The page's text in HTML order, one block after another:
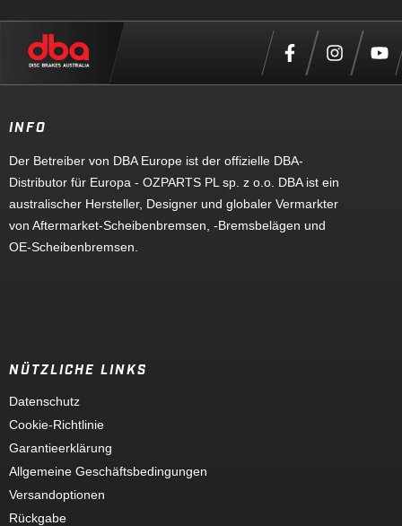
INFO
Der Betreiber von DBA Europe ist der offizielle DBA-
Distributor für Europa - OZPARTS PL sp. z o.o. DBA ist ein
australischer Hersteller, Designer und globaler Vermarkter
von Aftermarket-Scheibenbremsen, -Bremsbelägen und
OE-Scheibenbremsen.
NÜTZLICHE LINKS
Datenschutz
Cookie-Richtlinie
Garantieerklärung
Allgemeine Geschäftsbedingungen
Versandoptionen
Rückgabe